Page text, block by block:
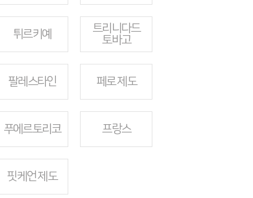
튀르키예
트리니다드
토바고
팔레스타인 페로 제도
푸에르토리코 프랑스
핏케언 제도